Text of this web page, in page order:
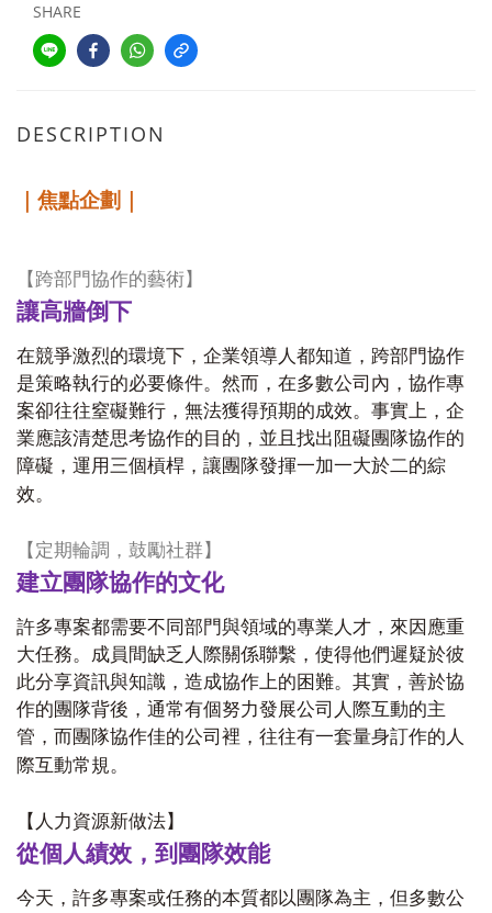
SHARE
DESCRIPTION
｜焦點企劃｜
【跨部門協作的藝術】
讓高牆倒下
在競爭激烈的環境下，企業領導人都知道，跨部門協作
是策略執行的必要條件。然而，在多數公司內，協作專
案卻往往窒礙難行，無法獲得預期的成效。事實上，企
業應該清楚思考協作的目的，並且找出阻礙團隊協作的
障礙，運用三個槓桿，讓團隊發揮一加一大於二的綜
效。
【定期輪調，鼓勵社群】
建立團隊協作的文化
許多專案都需要不同部門與領域的專業人才，來因應重
大任務。成員間缺乏人際關係聯繫，使得他們遲疑於彼
此分享資訊與知識，造成協作上的困難。其實，善於協
作的團隊背後，通常有個努力發展公司人際互動的主
管，而團隊協作佳的公司裡，往往有一套量身訂作的人
際互動常規。
【人力資源新做法】
從個人績效，到團隊效能
今天，許多專案或任務的本質都以團隊為主，但多數公